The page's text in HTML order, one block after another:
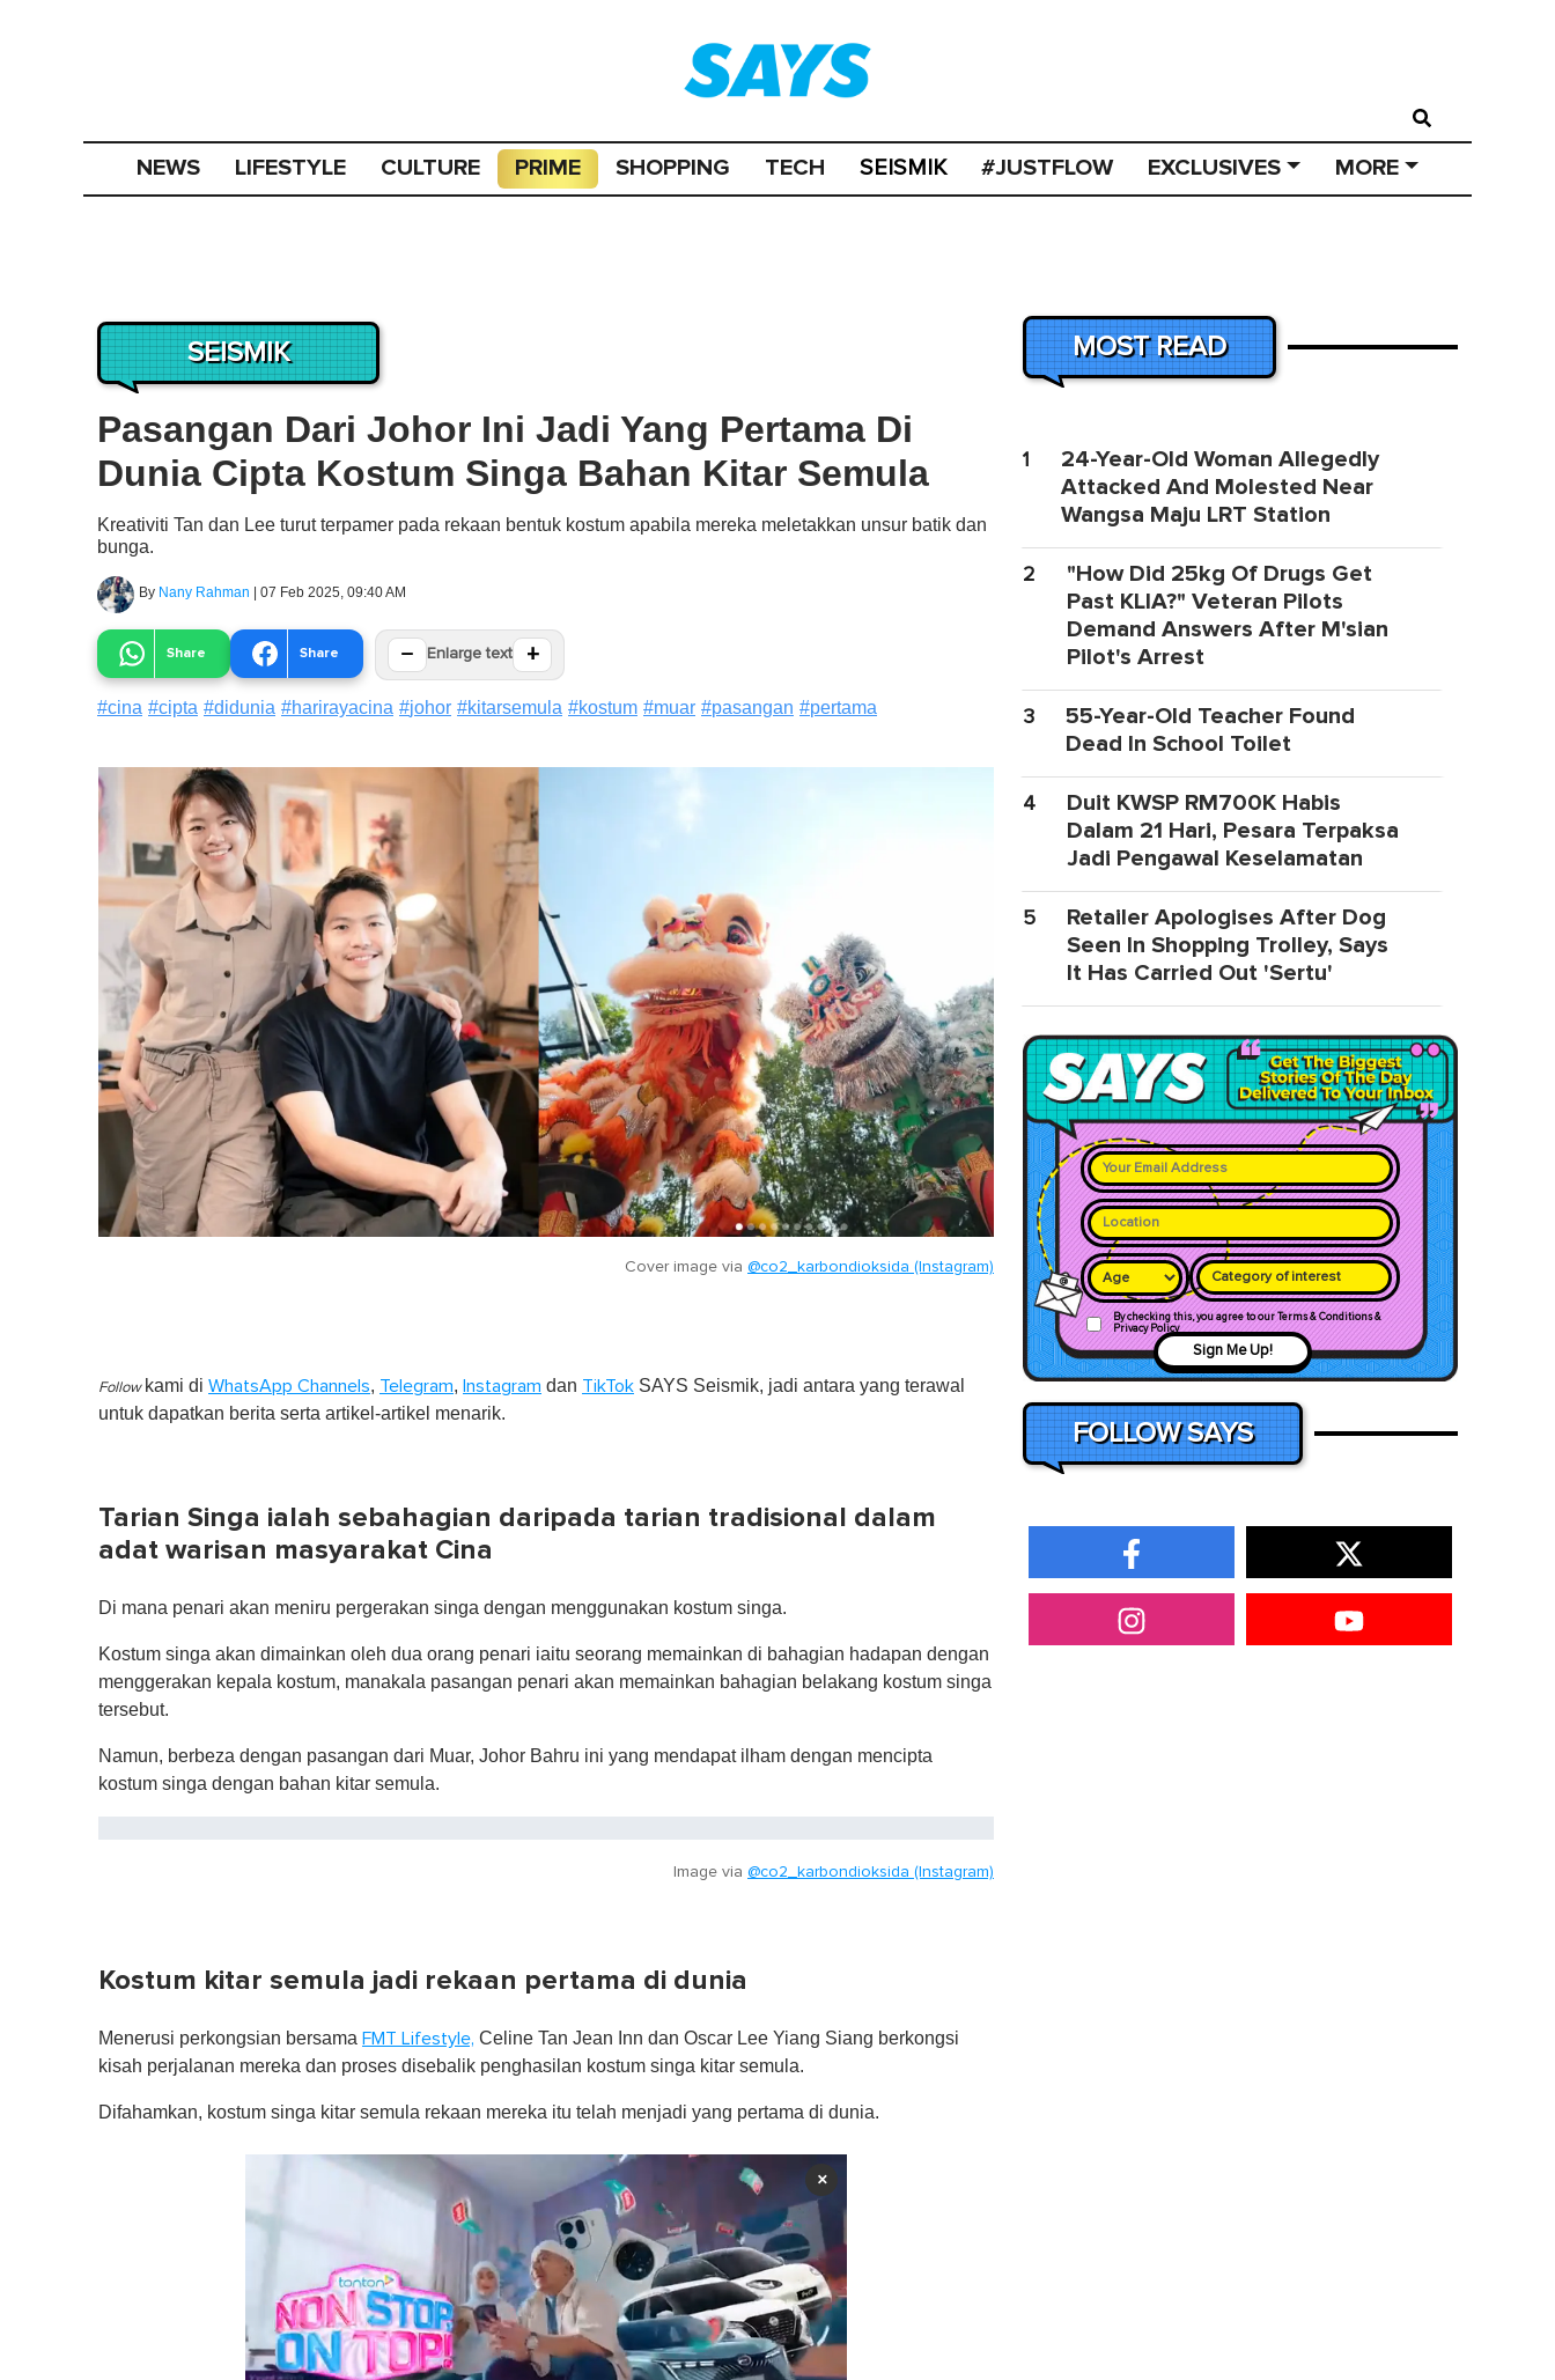
NEWS LIFESTYLE CULTURE PRIME SHOPPING TECH SEISMIK #JUSTFLOW EXCLUSIVES MORE
SEISMIK
Pasangan Dari Johor Ini Jadi Yang Pertama Di
Dunia Cipta Kostum Singa Bahan Kitar Semula
Kreativiti Tan dan Lee turut terpamer pada rekaan bentuk kostum apabila mereka meletakkan unsur batik dan
bunga.
By Nany Rahman | 07 Feb 2025, 09:40 AM
Share Share − Enlarge text +
#cina #cipta #didunia #harirayacina #johor #kitarsemula #kostum #muar #pasangan #pertama
Cover image via @co2_karbondioksida (Instagram)
Follow kami di WhatsApp Channels, Telegram, Instagram dan TikTok SAYS Seismik, jadi antara yang terawal
untuk dapatkan berita serta artikel-artikel menarik.
Tarian Singa ialah sebahagian daripada tarian tradisional dalam
adat warisan masyarakat Cina
Di mana penari akan meniru pergerakan singa dengan menggunakan kostum singa.
Kostum singa akan dimainkan oleh dua orang penari iaitu seorang memainkan di bahagian hadapan dengan
menggerakan kepala kostum, manakala pasangan penari akan memainkan bahagian belakang kostum singa
tersebut.
Namun, berbeza dengan pasangan dari Muar, Johor Bahru ini yang mendapat ilham dengan mencipta
kostum singa dengan bahan kitar semula.
Image via @co2_karbondioksida (Instagram)
Kostum kitar semula jadi rekaan pertama di dunia
Menerusi perkongsian bersama FMT Lifestyle, Celine Tan Jean Inn dan Oscar Lee Yiang Siang berkongsi
kisah perjalanan mereka dan proses disebalik penghasilan kostum singa kitar semula.
Difahamkan, kostum singa kitar semula rekaan mereka itu telah menjadi yang pertama di dunia.
×
MOST READ
1
24-Year-Old Woman Allegedly
Attacked And Molested Near
Wangsa Maju LRT Station
2
"How Did 25kg Of Drugs Get
Past KLIA?" Veteran Pilots
Demand Answers After M'sian
Pilot's Arrest
3
55-Year-Old Teacher Found
Dead In School Toilet
4
Duit KWSP RM700K Habis
Dalam 21 Hari, Pesara Terpaksa
Jadi Pengawal Keselamatan
5
Retailer Apologises After Dog
Seen In Shopping Trolley, Says
It Has Carried Out 'Sertu'
Category of interest
By checking this, you agree to our Terms & Conditions &
Privacy Policy
Sign Me Up!
FOLLOW SAYS